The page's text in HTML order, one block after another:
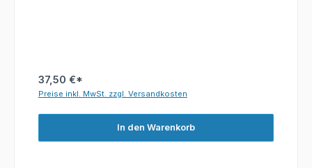
37,50 €*
Preise inkl. MwSt. zzgl. Versandkosten
In den Warenkorb